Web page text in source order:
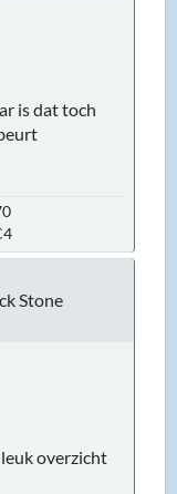
is dat toch
Stone
leuk overzicht